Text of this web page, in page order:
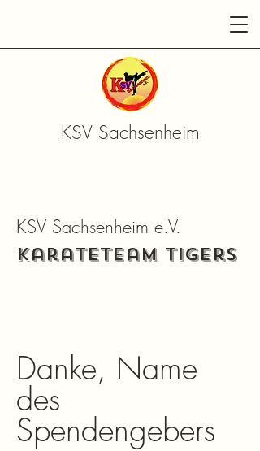
KSV Sachsenheim
KSV Sachsenheim e.V.
Karateteam Tigers
Danke, Name
des
Spendengebers